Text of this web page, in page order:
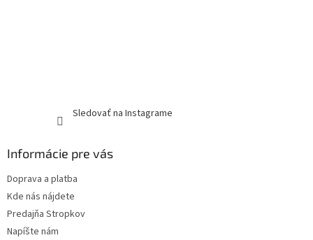
Sledovať na Instagrame
Informácie pre vás
Doprava a platba
Kde nás nájdete
Predajňa Stropkov
Napíšte nám